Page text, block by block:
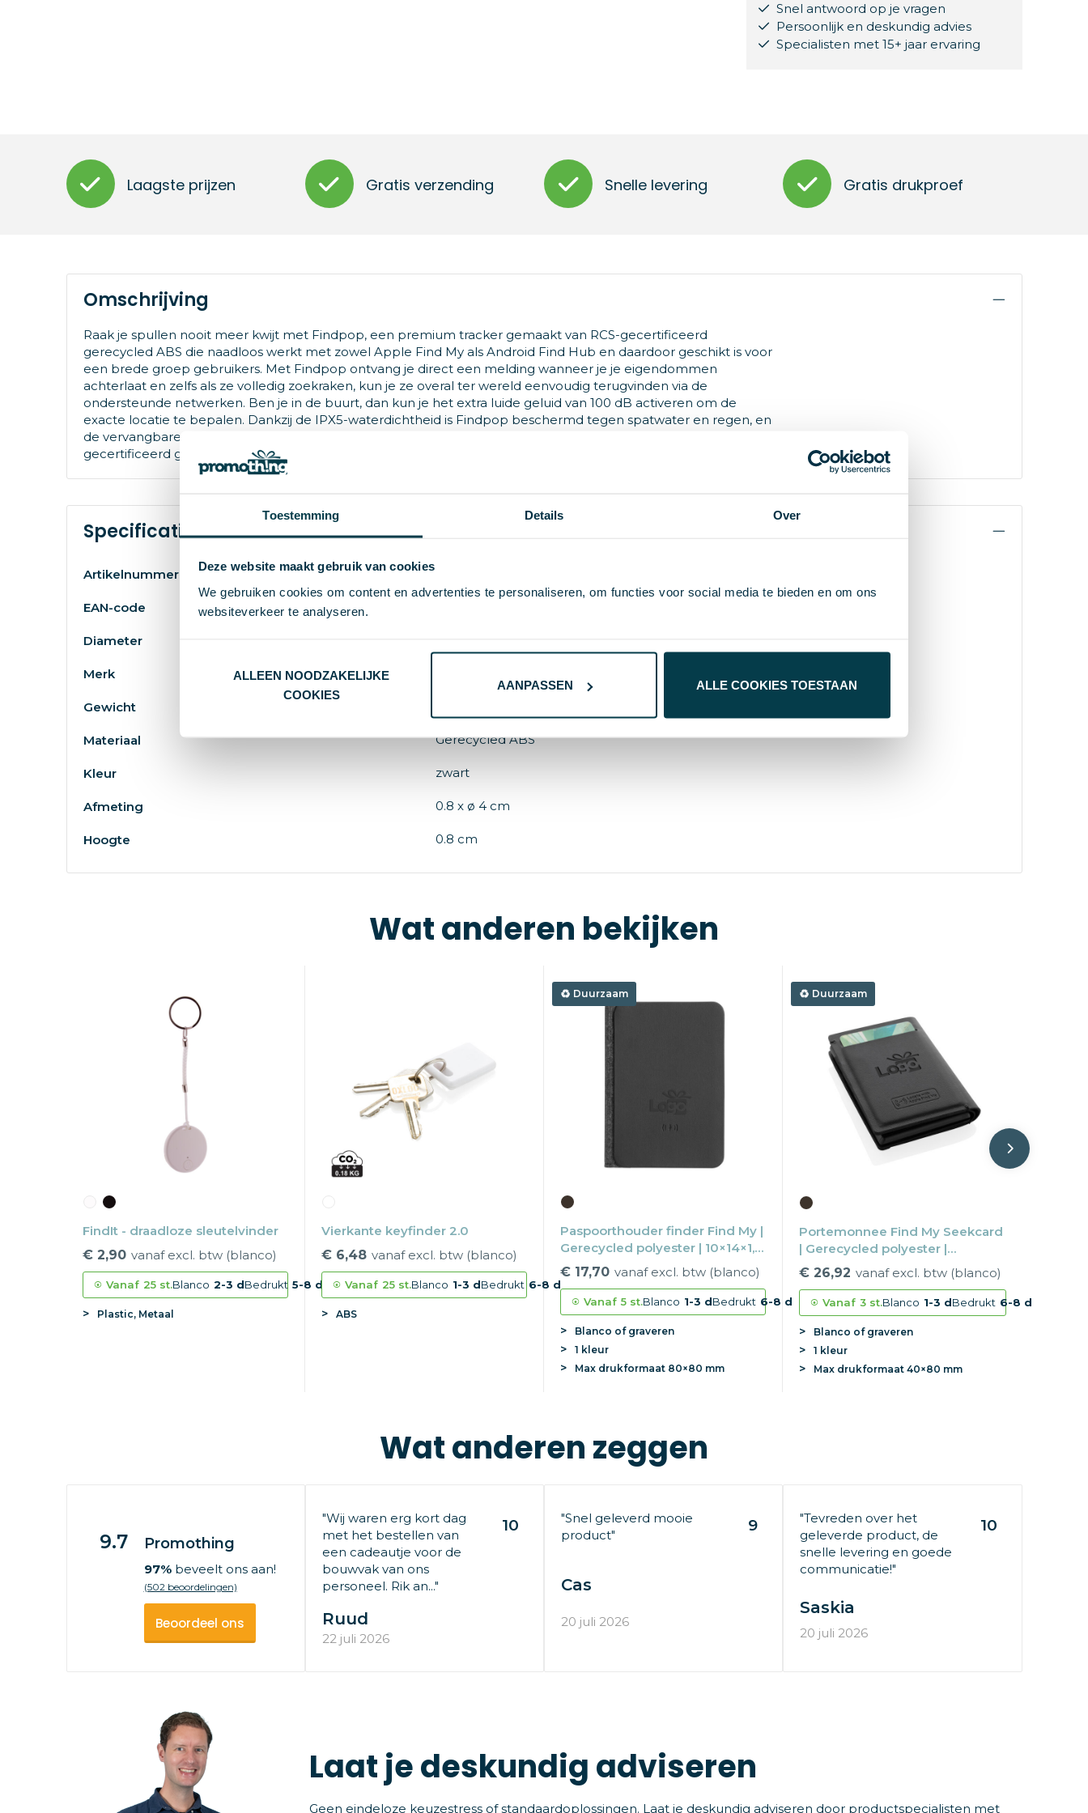
Toestemming Details Over
Deze website maakt gebruik van cookies
We gebruiken cookies om content en advertenties te personaliseren, om functies voor social media te bieden en om ons
websiteverkeer te analyseren.
ALLEEN NOODZAKELIJKE
COOKIES
AANPASSEN ALLE COOKIES TOESTAAN
Snel antwoord op je vragen
Persoonlijk en deskundig advies
Specialisten met 15+ jaar ervaring
Laagste prijzen Gratis verzending Snelle levering Gratis drukproef
Omschrijving
Raak je spullen nooit meer kwijt met Findpop, een premium tracker gemaakt van RCS-gecertificeerd
gerecycled ABS die naadloos werkt met zowel Apple Find My als Android Find Hub en daardoor geschikt is voor
een brede groep gebruikers. Met Findpop ontvang je direct een melding wanneer je je eigendommen
achterlaat en zelfs als ze volledig zoekraken, kun je ze overal ter wereld eenvoudig terugvinden via de
ondersteunde netwerken. Ben je in de buurt, dan kun je het extra luide geluid van 100 dB activeren om de
exacte locatie te bepalen. Dankzij de IPX5-waterdichtheid is Findpop beschermd tegen spatwater en regen, en
de vervangbare hoogwaardige Panasonic CR2032-batterij biedt tot 2 jaar gebruik. Gemaakt van RCS-
gecertificeerd gerecycled ABS kunststof en verpakt in FSC®-verpakking.
Specificaties
Artikelnummer
EAN-code
Diameter
Merk
Gewicht
Materiaal Gerecycled ABS
Kleur zwart
Afmeting 0.8 x ø 4 cm
Hoogte 0.8 cm
Wat anderen bekijken
FindIt - draadloze sleutelvinder
€ 2,90 vanaf excl. btw (blanco)
Vanaf 25 st.Blanco 2-3 dBedrukt 5-8 d
Plastic, Metaal
Vierkante keyfinder 2.0
€ 6,48 vanaf excl. btw (blanco)
Vanaf 25 st.Blanco 1-3 dBedrukt 6-8 d
ABS
Duurzaam
Paspoorthouder finder Find My |
Gerecycled polyester | 10×14×1,9
cm | Wereldwijd
€ 17,70 vanaf excl. btw (blanco)
Vanaf 5 st.Blanco 1-3 dBedrukt 6-8 d
Blanco of graveren
1 kleur
Max drukformaat 80×80 mm
Duurzaam
Portemonnee Find My Seekcard
| Gerecycled polyester |
9,6×7,1×1,6 cm | Wereldwijd
€ 26,92 vanaf excl. btw (blanco)
Vanaf 3 st.Blanco 1-3 dBedrukt 6-8 d
Blanco of graveren
1 kleur
Max drukformaat40×80 mm
Wat anderen zeggen
9.7 Promothing
97%beveelt ons aan!
(502 beoordelingen)
Beoordeel ons
"Wij waren erg kort dag
met het bestellen van
een cadeautje voor de
bouwvak van ons
personeel. Rik an..."
10
Ruud
22 juli 2026
"Snel geleverd mooie
product"
9
Cas
20 juli 2026
"Tevreden over het
geleverde product, de
snelle levering en goede
communicatie!"
10
Saskia
20 juli 2026
Laat je deskundig adviseren
Geen eindeloze keuzestress of standaardoplossingen. Laat je deskundig adviseren door productspecialisten met